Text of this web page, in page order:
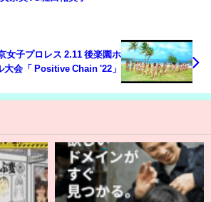
女子プロレス 2.11 後楽園ホ
大会「 Positive Chain '22」